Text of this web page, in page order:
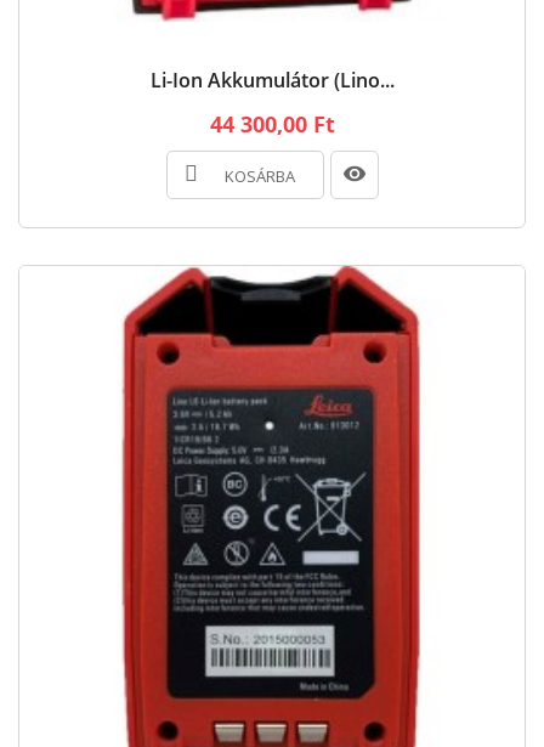
Li-Ion Akkumulátor (Lino...
44 300,00 Ft
KOSÁRBA